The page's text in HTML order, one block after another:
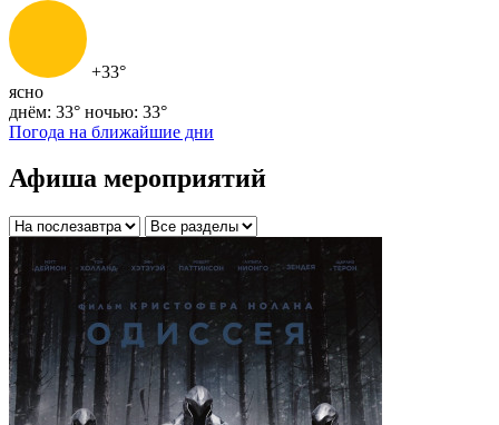
+33°
ясно
днём: 33° ночью: 33°
Погода на ближайшие дни
Афиша мероприятий